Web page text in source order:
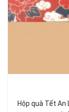
Hộp quà Tết An